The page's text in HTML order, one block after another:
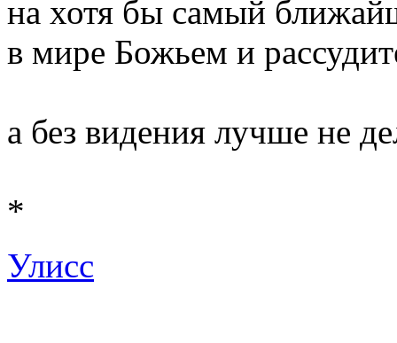
на хотя бы самый
в мире Божьем и
а без видения лучше не
*
Улисс